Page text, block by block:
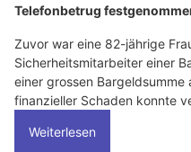
Telefonbetrug
Zuvor war eine 82-jährige
Sicherheitsmitarbeiter einer
einer grossen
finanzieller Schaden konnte
Weiterlesen